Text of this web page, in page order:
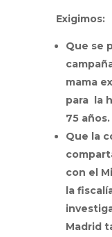
Exigimos:
Que se
mama
para la
75 años.
Que la
con el
la
Madrid